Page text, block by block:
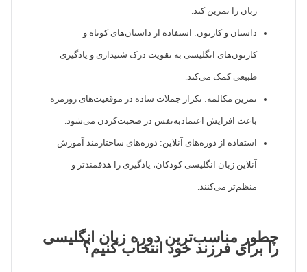
زبان را تمرین کند.
داستان و کارتون: استفاده از داستان‌های کوتاه و
کارتون‌های انگلیسی به تقویت درک شنیداری و یادگیری
طبیعی کمک می‌کند.
تمرین مکالمه: تکرار جملات ساده در موقعیت‌های روزمره
باعث افزایش اعتمادبه‌نفس در صحبت‌کردن می‌شود.
استفاده از دوره‌های آنلاین: دوره‌های ساختارمند آموزش
آنلاین زبان انگلیسی کودکان، یادگیری را هدفمندتر و
منظم‌تر می‌کنند.
چطور مناسب‌ترین دوره زبان انگلیسی
را برای فرزند خود انتخاب کنیم؟